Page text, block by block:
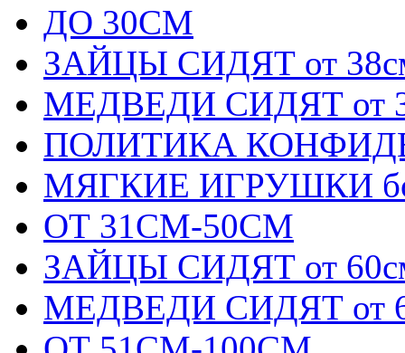
ДО 30СМ
ЗАЙЦЫ СИДЯТ от
МЕДВЕДИ СИДЯТ от
ПОЛИТИКА
МЯГКИЕ ИГРУШКИ
ОТ 31СМ-50СМ
ЗАЙЦЫ СИДЯТ от
МЕДВЕДИ СИДЯТ от